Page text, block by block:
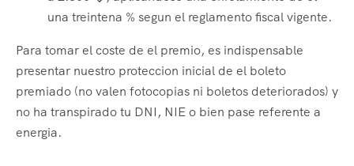
una treintena % segun el reglamento fiscal vigente.
Para tomar el coste de el premio, es indispensable
presentar nuestro proteccion inicial de el boleto
premiado (no valen fotocopias ni boletos deteriorados) y
no ha transpirado tu DNI, NIE o bien pase referente a
energia.